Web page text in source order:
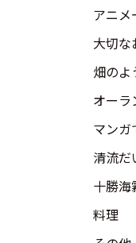
アニメ
大切な
畑のよ
オーラ
マンガ
清流だ
十勝海
料理